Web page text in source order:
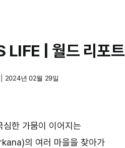
LIFE | 월드 리포트
2024년 02월 29일
한 가뭄이 이어지는
의 여러 마을을 찾아가